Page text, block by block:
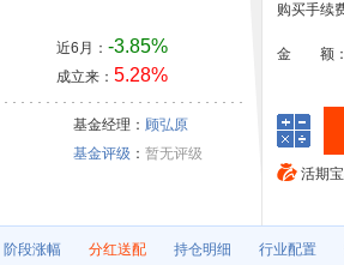
近6月： -3.85%
成立来： 5.28%
基金经理： 顾弘原
基金评级 ： 暂无评级
购买手续
金 额：
活期
阶段涨幅 分红送配 持仓明细 行业配置